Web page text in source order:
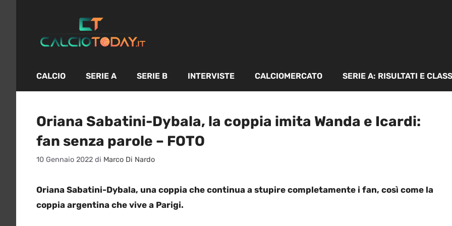
contenuto
CALCIO SERIE A SERIE B INTERVISTE CALCIOMERCATO SERIE A: RISULTATI E
Oriana Sabatini-Dybala, la coppia imita Wanda e Icardi:
fan senza parole – FOTO
10 Gennaio 2022 di Marco Di Nardo
Oriana Sabatini-Dybala, una coppia che continua a stupire completamente i fan, così come la
coppia argentina che vive a Parigi.